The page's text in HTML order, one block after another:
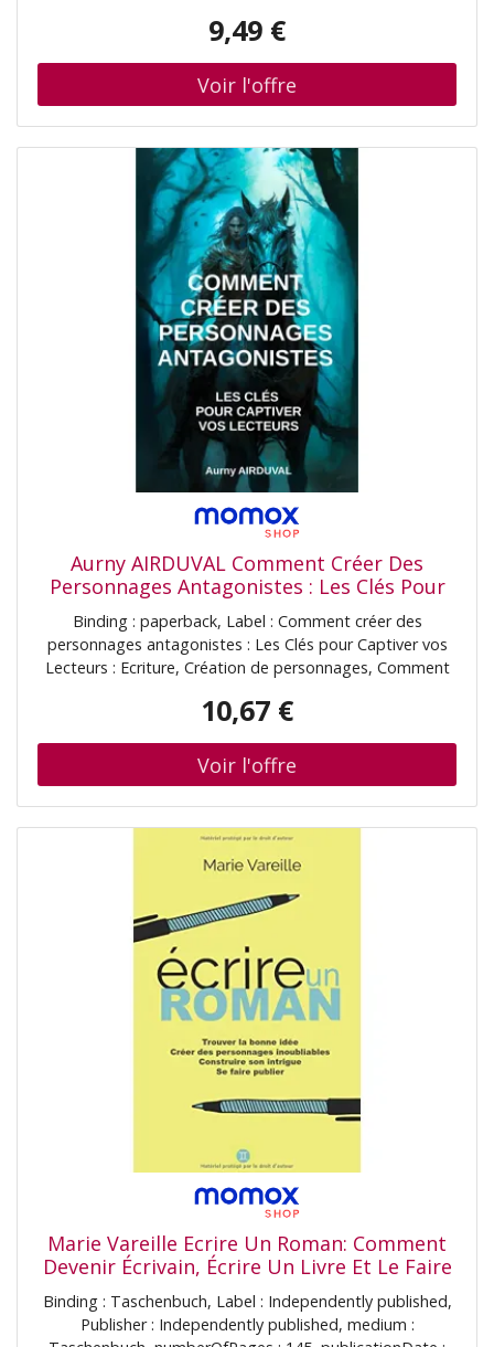
2017-05-22, authors : Ghaan Ima, Yvan Postel, ISBN :
9,49 €
Aurny AIRDUVAL Comment Créer Des
Personnages Antagonistes : Les Clés Pour
Captiver Vos Lecteurs: Ecriture, Création De
Personnages, Comment Faire Des
Personnages Pour Les Romans Et Les Livres
Binding : paperback, Label : Comment créer des
personnages antagonistes : Les Clés pour Captiver vos
Lecteurs : Ecriture, Création de personnages, Comment
medium : paperback, numberOfPages : 140,
languages : french
10,67 €
Marie Vareille Ecrire Un Roman: Comment
Devenir Écrivain, Écrire Un Livre Et Le Faire
Publier
Binding : Taschenbuch, Label : Independently published,
Publisher : Independently published, medium :